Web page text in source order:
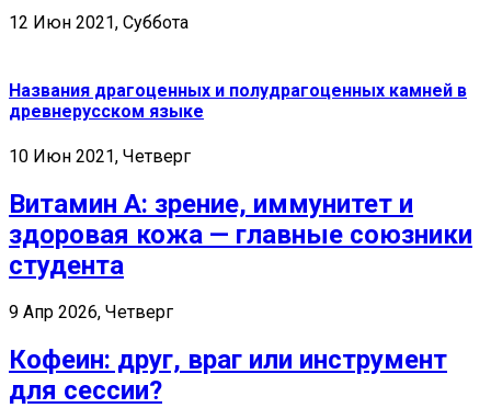
12 Июн 2021, Суббота
Названия драгоценных и полудрагоценных камней в
древнерусском языке
10 Июн 2021, Четверг
Витамин А: зрение, иммунитет и
здоровая кожа — главные союзники
студента
9 Апр 2026, Четверг
Кофеин: друг, враг или инструмент
для сессии?